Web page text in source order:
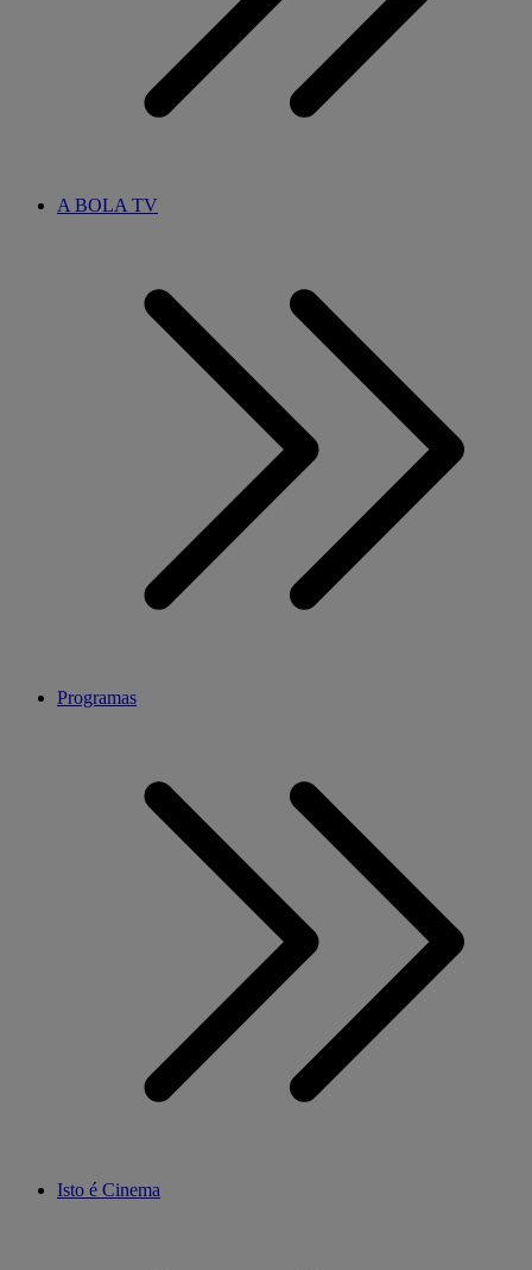
A BOLA TV
Programas
Isto é Cinema